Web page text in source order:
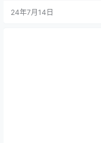
24年7月14日